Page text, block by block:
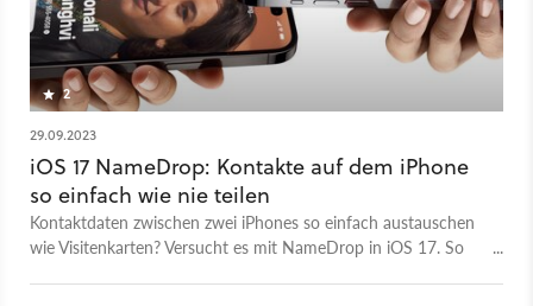
2
29.09.2023
iOS 17 NameDrop: Kontakte auf dem iPhone
so einfach wie nie teilen
Kontaktdaten zwischen zwei iPhones so einfach austauschen
wie Visitenkarten? Versucht es mit NameDrop in iOS 17. So